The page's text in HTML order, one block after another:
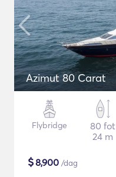
Azimut 80 Carat
Flybridge
80 fot
24 m
$8,900 /dag